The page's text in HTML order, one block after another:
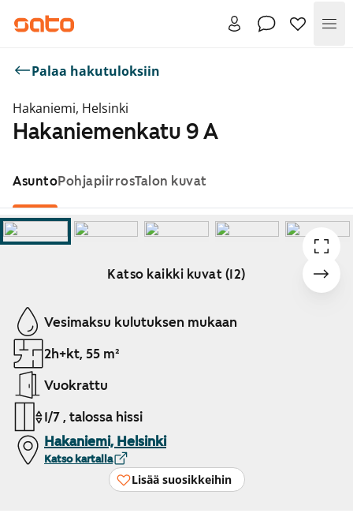
Palaa hakutuloksiin
Hakaniemi, Helsinki
Hakaniemenkatu 9 A
AsuntoPohjapiirrosTalon kuvat
Katso kaikki kuvat (12)
Näytetään dia 1 / 12
Vesimaksu kulutuksen mukaan
2h+kt, 55 m²
Vuokrattu
1/7 , talossa hissi
Hakaniemi, Helsinki
Katso kartalla
Lisää suosikkeihin